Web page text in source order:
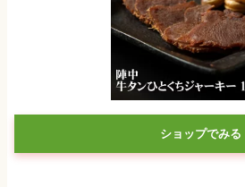
ショップでみる